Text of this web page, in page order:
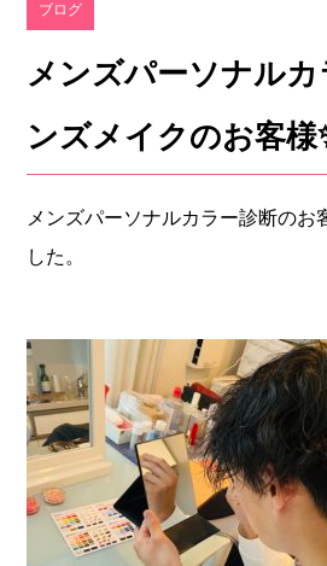
ブログ
メンズパーソナルカ
ンズメイクのお客様
メンズパーソナルカラー診断のお
した。